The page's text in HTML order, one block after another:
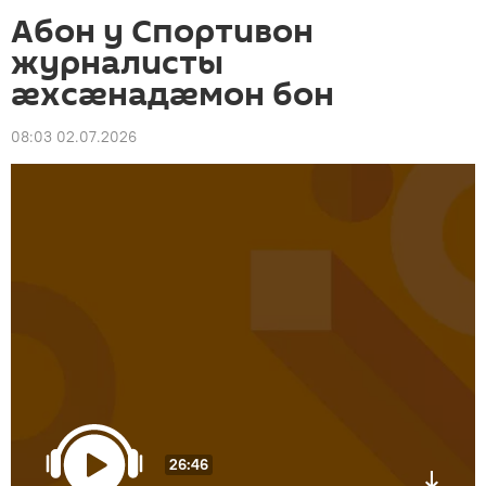
Абон у Спортивон
журналисты
æхсæнадæмон бон
08:03 02.07.2026
26:46